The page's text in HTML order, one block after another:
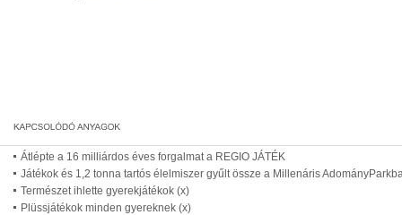
Átlépte a 16 milliárdos éves forgalmat a REGIO JÁTÉK
Játékok és 1,2 tonna tartós élelmiszer gyűlt össze a Millenáris
Természet ihlette gyerekjátékok (x)
Plüssjátékok minden gyereknek (x)